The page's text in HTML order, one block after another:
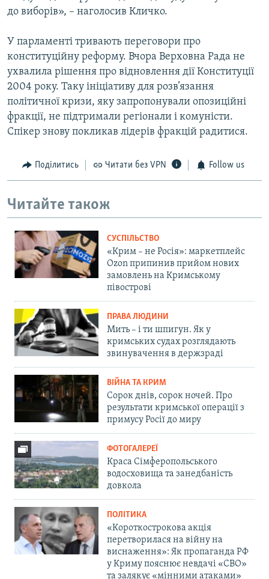
до виборів», – наголосив Кличко.
У парламенті тривають переговори про
конституційну реформу. Вчора Верховна Рада не
ухвалила рішення про відновлення дії Конституції
2004 року. Таку ініціативу для розв’язання
політичної кризи, яку запропонували опозиційні
фракції, не підтримали регіонали і комуністи.
Спікер знову покликав лідерів фракцій радитися.
Поділитись Читати без VPN Follow us
Читайте також
СУСПІЛЬСТВО
«Крим – не Росія»: маркетплейс
Ozon припинив прийом нових
замовлень на Кримському
півострові
ПРАВА ЛЮДИНИ
Мить – і ти шпигун. Як у
кримських судах розглядають
звинувачення в держзраді
ВІЙНА ТА КРИМ
Сорок днів, сорок ночей. Про
результати кримської операції з
примусу Росії до миру
ФОТОГАЛЕРЕЇ
Краса Сімферопольського
водосховища та занедбаність
довкола
ПОЛІТИКА
«Короткострокова акція
перетворилася на війну на
виснаження»: Як пропаганда РФ
у Криму пояснює невдачі «СВО»
та залякує «мінними атаками»